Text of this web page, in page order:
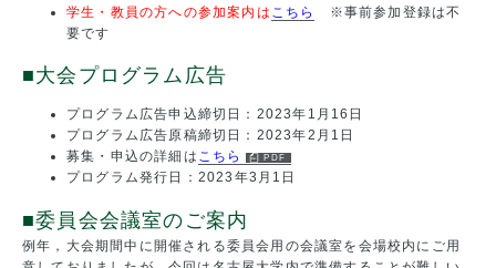
学生・教員の方への参加案内は こちら
※事前参加登録は不
要です
■大会プログラム広告
プログラム広告申込締切日：2023年1月16日
プログラム広告原稿締切日：2023年2月1日
募集・申込の詳細は こちら
プログラム発行日：2023年3月1日
■委員会会議室のご案内
例年，大会期間中に開催される委員会用の会議室を会場校内にご用